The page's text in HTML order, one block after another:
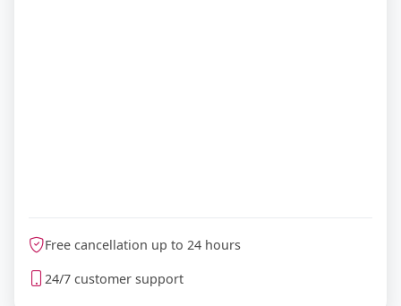
Free cancellation up to 24 hours
24/7 customer support